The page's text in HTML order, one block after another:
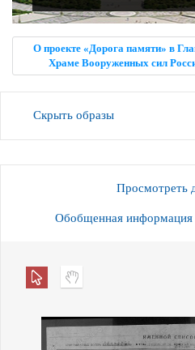
О проекте «Дорога памяти» в
Храме Вооруженных сил
Скрыть образы
Просмотреть
Обобщенная информация